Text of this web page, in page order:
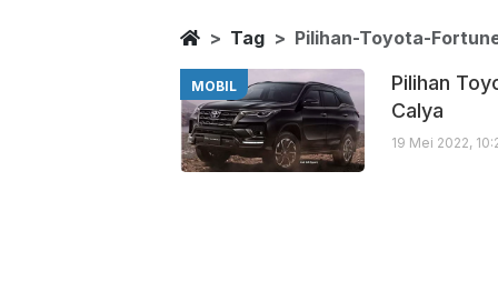
Pilihan Toyota
Berita Terbaru
Home
Tag Pilihan-Toyota-
MOBIL
Pilihan
Calya
19 Mei 2022,